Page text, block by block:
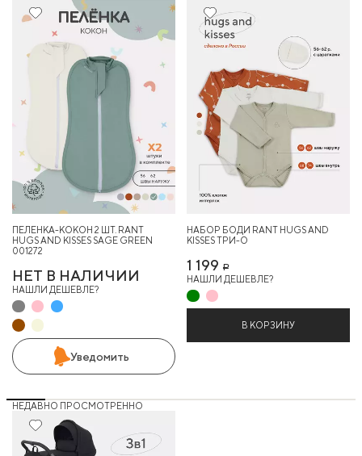
ПЕЛЕНКА-КОКОН 2 ШТ. RANT
HUGS AND KISSES SAGE GREEN
001272
НЕТ В НАЛИЧИИ
НАШЛИ ДЕШЕВЛЕ?
Уведомить
НАБОР БОДИ RANT HUGS AND
KISSES ТРИ-О
1 199 Р
НАШЛИ ДЕШЕВЛЕ?
В КОРЗИНУ
НЕДАВНО ПРОСМОТРЕННО
12%